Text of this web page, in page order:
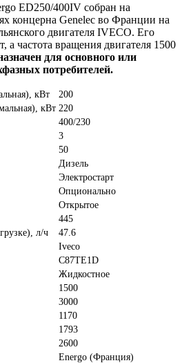
ED250/400IV собран на
концерна Genelec во Франции на
двигателя IVECO. Его
а частота вращения двигателя 1500
для основного или
потребителей.
кВт
200
кВт 220
400/230
3
50
Дизель
Электростарт
Опционально
Открытое
445
л/ч
47.6
Iveco
C87TE1D
Жидкостное
1500
3000
1170
1793
2600
Energo (Франция)